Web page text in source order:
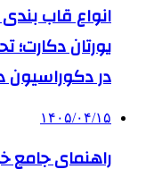
انواع قاب
یورتان
در دکوراسیون
۱۴۰۵/۰۴/۱۵
راهنمای جامع